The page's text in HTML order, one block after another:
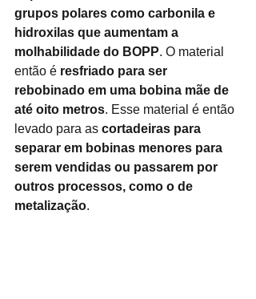
grupos polares como carbonila e
hidroxilas que aumentam a
molhabilidade do BOPP. O material
então é resfriado para ser
rebobinado em uma bobina mãe de
até oito metros. Esse material é então
levado para as cortadeiras para
separar em bobinas menores para
serem vendidas ou passarem por
outros processos, como o de
metalização.